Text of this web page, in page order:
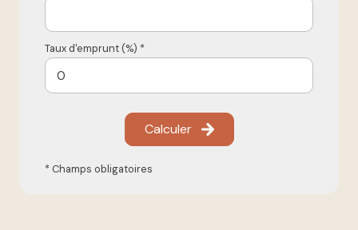
Taux d'emprunt (%) *
Calculer
* Champs obligatoires